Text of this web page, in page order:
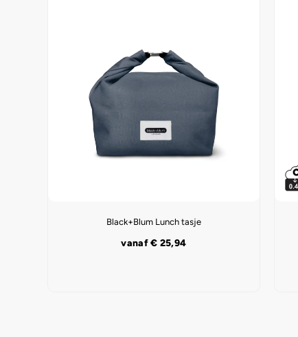
Black+Blum Lunch tasje
vanaf€ 25,94